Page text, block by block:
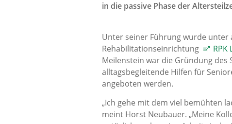
in die passive Phase der
Unter seiner Führung wurde unter
Rehabilitationseinrichtung
RPK
Meilenstein war die Gründung des
alltagsbegleitende Hilfen für
angeboten werden.
„Ich gehe mit dem viel bemühten
meint Horst Neubauer. „Meine